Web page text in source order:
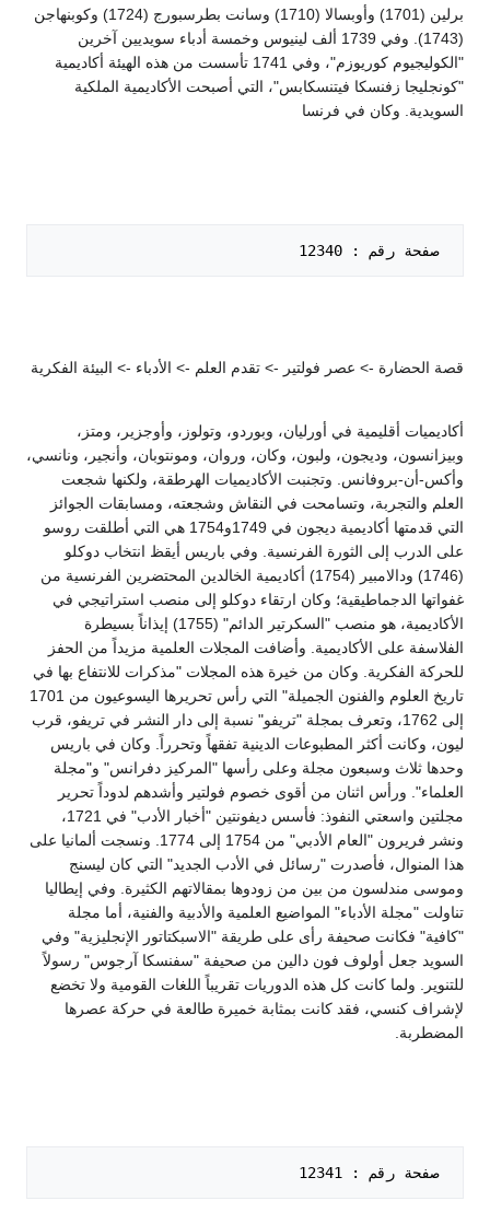
برلين (1701) وأوبسالا (1710) وسانت بطرسبورج (1724) وكوبنهاجن
(1743). وفي 1739 ألف لينيوس وخمسة أدباء سويديين آخرين
"الكوليجيوم كوريوزم"، وفي 1741 تأسست من هذه الهيئة أكاديمية
"كونجليجا زفنسكا فيتنسكابس"، التي أصبحت الأكاديمية الملكية
السويدية. وكان في فرنسا
صفحة رقم : 12340
قصة الحضارة -> عصر فولتير -> تقدم العلم -> الأدباء -> البيئة الفكرية
أكاديميات أقليمية في أورليان، وبوردو، وتولوز، وأوجزير، ومتز،
وبيزانسون، وديجون، ولبون، وكان، وروان، ومونتوبان، وأنجير، ونانسي،
وأكس-أن-بروفانس. وتجنبت الأكاديميات الهرطقة، ولكنها شجعت
العلم والتجربة، وتسامحت في النقاش وشجعته، ومسابقات الجوائز
التي قدمتها أكاديمية ديجون في 1749و1754 هي التي أطلقت روسو
على الدرب إلى الثورة الفرنسية. وفي باريس أيقظ انتخاب دوكلو
(1746) ودالامبير (1754) أكاديمية الخالدين المحتضرين الفرنسية من
غفواتها الدجماطيقية؛ وكان ارتقاء دوكلو إلى منصب استراتيجي في
الأكاديمية، هو منصب "السكرتير الدائم" (1755) إيذاناً بسيطرة
الفلاسفة على الأكاديمية. وأضافت المجلات العلمية مزيداً من الحفز
للحركة الفكرية. وكان من خيرة هذه المجلات "مذكرات للانتفاع بها في
تاريخ العلوم والفنون الجميلة" التي رأس تحريرها اليسوعيون من 1701
إلى 1762، وتعرف بمجلة "تريفو" نسبة إلى دار النشر في تريفو، قرب
ليون، وكانت أكثر المطبوعات الدينية تفقهاً وتحرراً. وكان في باريس
وحدها ثلاث وسبعون مجلة وعلى رأسها "المركيز دفرانس" و"مجلة
العلماء". ورأس اثنان من أقوى خصوم فولتير وأشدهم لدوداً تحرير
مجلتين واسعتي النفوذ: فأسس ديفونتين "أخبار الأدب" في 1721،
ونشر فريرون "العام الأدبي" من 1754 إلى 1774. ونسجت ألمانيا على
هذا المنوال، فأصدرت "رسائل في الأدب الجديد" التي كان ليسنج
وموسى مندلسون من بين من زودوها بمقالاتهم الكثيرة. وفي إيطاليا
تناولت "مجلة الأدباء" المواضيع العلمية والأدبية والفنية، أما مجلة
"كافية" فكانت صحيفة رأى على طريقة "الاسبكتاتور الإنجليزية" وفي
السويد جعل أولوف فون دالين من صحيفة "سفنسكا آرجوس" رسولاً
للتنوير. ولما كانت كل هذه الدوريات تقريباً اللغات القومية ولا تخضع
لإشراف كنسي، فقد كانت بمثابة خميرة طالعة في حركة عصرها
المضطربة.
صفحة رقم : 12341